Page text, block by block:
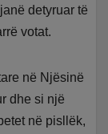
detyruar të
votat.
në Njësinë
dhe si një
në pisllëk,